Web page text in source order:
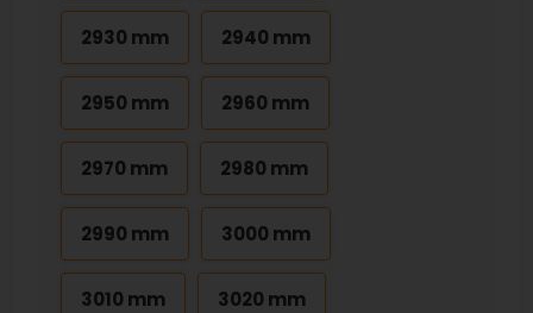
2930 mm 2940 mm
2950 mm 2960 mm
2970 mm 2980 mm
2990 mm 3000 mm
3010 mm 3020 mm